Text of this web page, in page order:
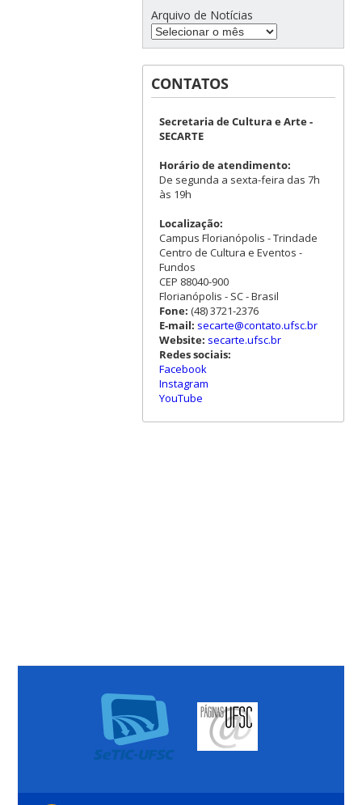
Arquivo de Notícias
CONTATOS
Secretaria de Cultura e Arte -
SECARTE
Horário de atendimento:
De segunda a sexta-feira das 7h
às 19h
Localização:
Campus Florianópolis - Trindade
Centro de Cultura e Eventos -
Fundos
CEP 88040-900
Florianópolis - SC - Brasil
Fone: (48) 3721-2376
E-mail: secarte@contato.ufsc.br
Website: secarte.ufsc.br
Redes sociais:
Facebook
Instagram
YouTube